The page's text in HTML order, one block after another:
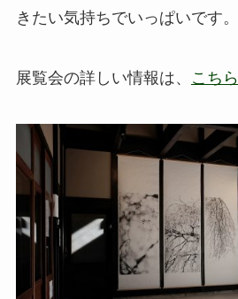
きたい気持ちでいっぱいです。
展覧会の詳しい情報は、 こちら